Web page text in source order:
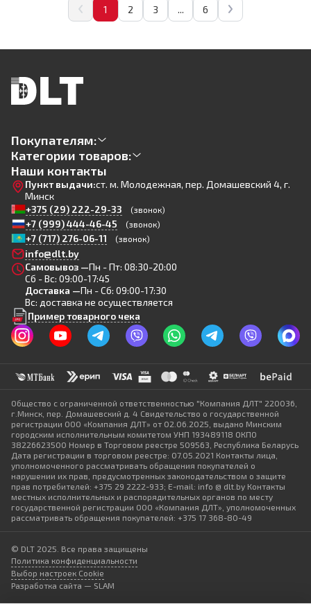
1 2 3 ... 6
Покупателям:
Категории товаров:
Наши контакты
Пункт выдачи:ст. м. Молодежная, пер. Домашевский 4, г.
Минск
+375 (29) 222-29-33
(звонок)
+7 (999) 444-46-45 (звонок)
+7 (717) 276-06-11 (звонок)
info@dlt.by
Самовывоз —Пн - Пт: 08:30-20:00
Сб - Вс: 09:00-17:45
Доставка —Пн - Сб: 09:00-17:30
Вс: доставка не осуществляется
Пример товарного чека
Общество с ограниченной ответственностью "Компания ДЛТ" 220036,
г.Минск, пер. Домашевский д. 4 Свидетельство о государственной
регистрации ООО «Компания ДЛТ» от 02.06.2025, выдано Минским
городским исполнительным комитетом УНП 193489118 ОКПО
38226623500 Номер в Торговом реестре 509563, Республика Беларусь
Дата регистрации в торговом реестре: 07.05.2021 Контакты лица,
уполномоченного рассматривать обращения покупателей о
нарушении их прав, предусмотренных законодательством о защите
прав потребителей: +375 29 2222-933; E-mail: info @ dlt.by Контакты
местных исполнительных и распорядительных органов по месту
государственной регистрации ООО «Компания ДЛТ», уполномоченных
рассматривать обращения покупателей: +375 17 368-80-49
© DLT 2025. Все права защищены
Политика конфиденциальности
Выбор настроек Cookie
Разработка сайта — SLAM